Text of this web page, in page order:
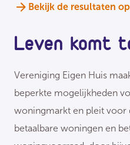
Bekijk de resultaten
Leven komt
Vereniging Eigen Huis
beperkte mogelijkheden
woningmarkt en pleit voor
betaalbare woningen en